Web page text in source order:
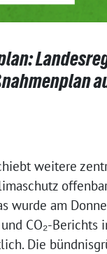
weitere
wurde am
CO₂-Berichts
Die